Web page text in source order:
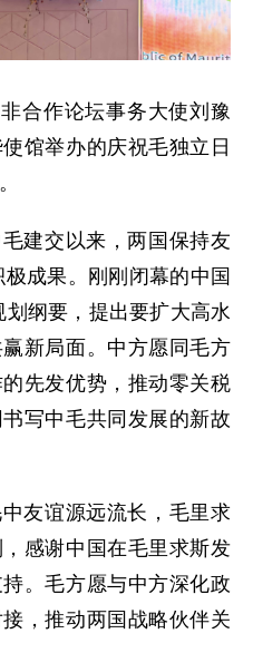
合作论坛事务大使刘豫
馆举办的庆祝毛独立日
建交以来，两国保持友
成果。刚刚闭幕的中国
划纲要，提出要扩大高水
新局面。中方愿同毛方
先发优势，推动零关税
写中毛共同发展的新故
友谊源远流长，毛里求
感谢中国在毛里求斯发
。毛方愿与中方深化政
，推动两国战略伙伴关